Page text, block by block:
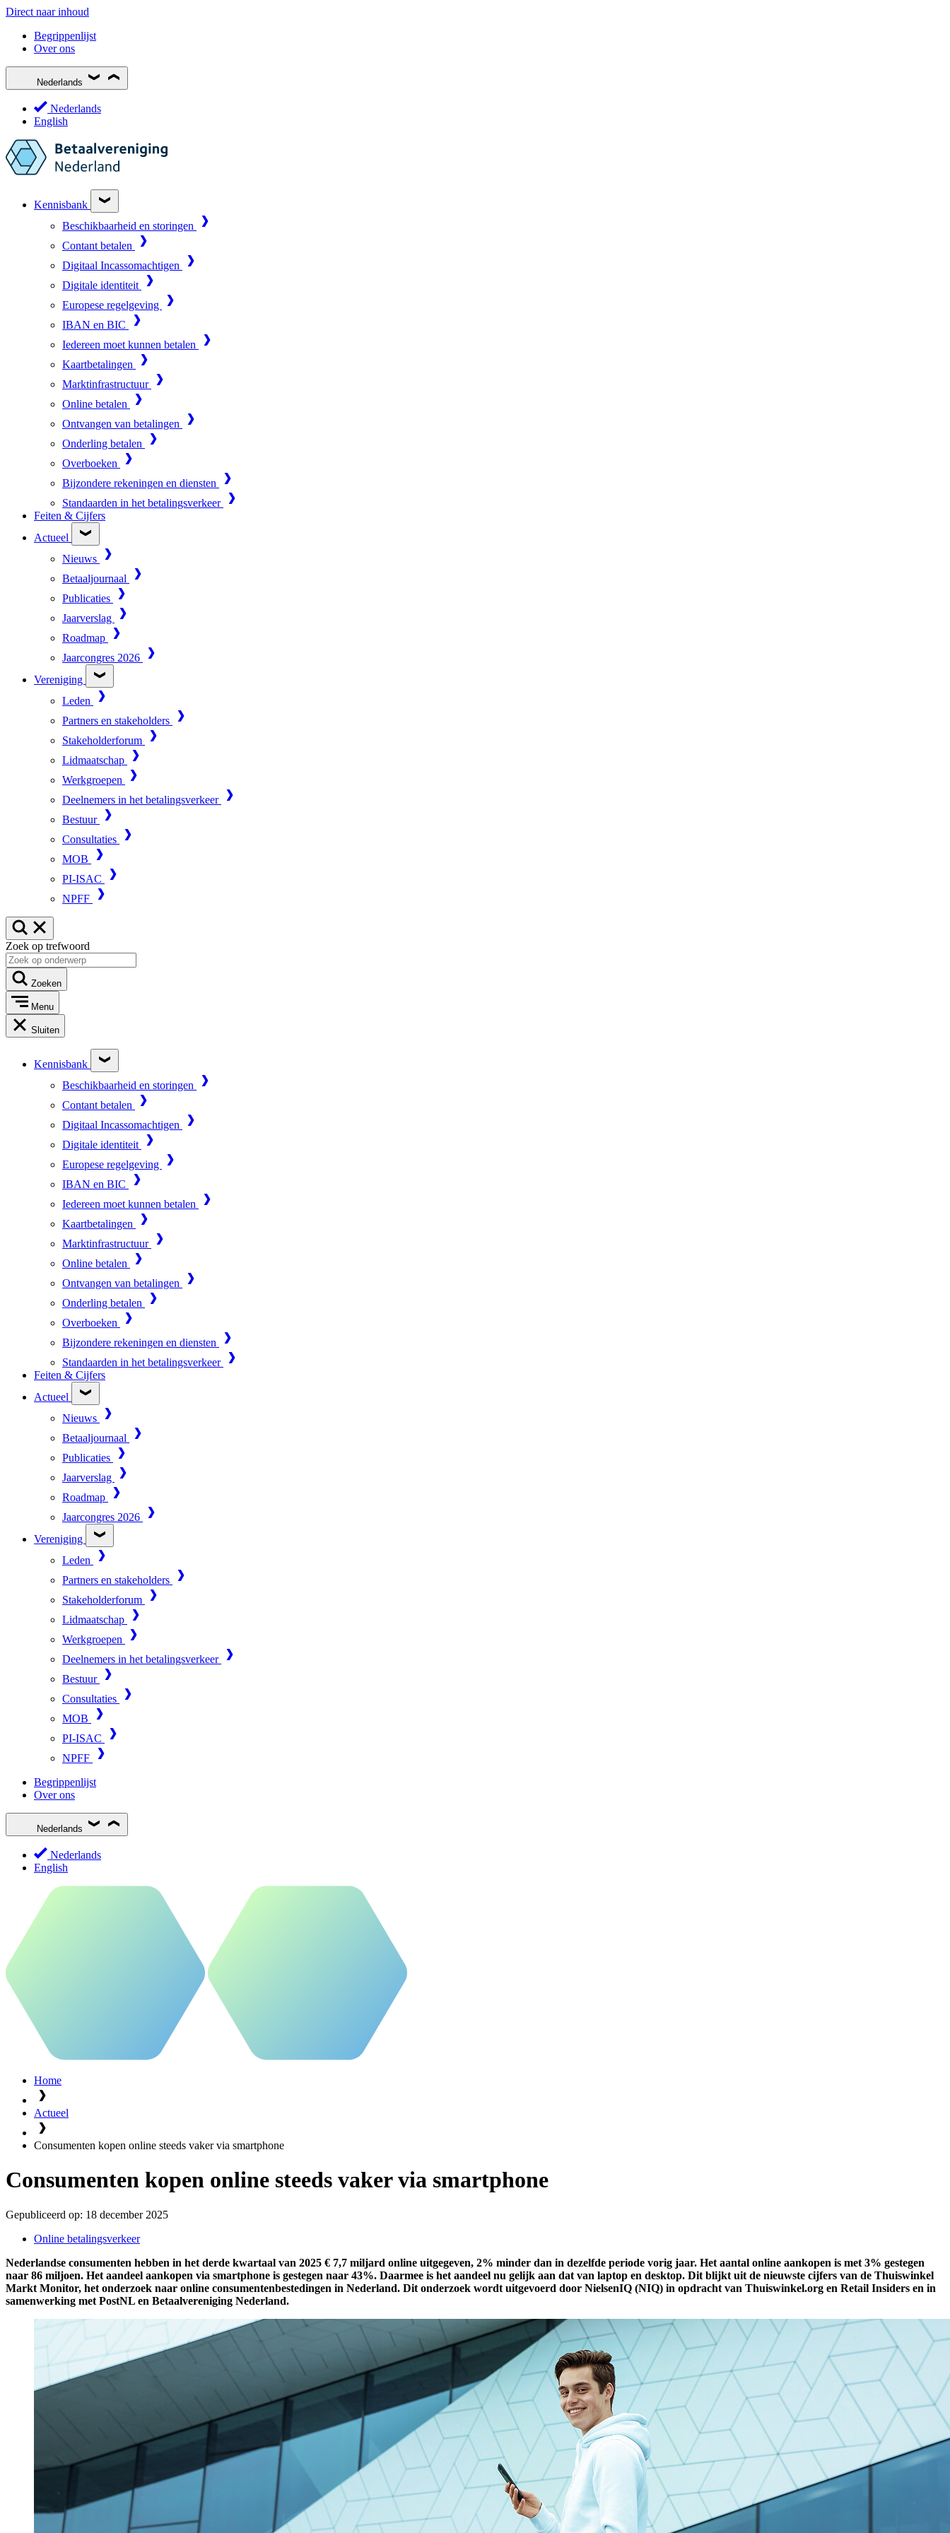
Direct naar inhoud
Begrippenlijst
Over ons
Nederlands
Nederlands
English
Kennisbank
Beschikbaarheid en storingen
Contant betalen
Digitaal Incassomachtigen
Digitale identiteit
Europese regelgeving
IBAN en BIC
Iedereen moet kunnen betalen
Kaartbetalingen
Marktinfrastructuur
Online betalen
Ontvangen van betalingen
Onderling betalen
Overboeken
Bijzondere rekeningen en diensten
Standaarden in het betalingsverkeer
Feiten & Cijfers
Actueel
Nieuws
Betaaljournaal
Publicaties
Jaarverslag
Roadmap
Jaarcongres 2026
Vereniging
Leden
Partners en stakeholders
Stakeholderforum
Lidmaatschap
Werkgroepen
Deelnemers in het betalingsverkeer
Bestuur
Consultaties
MOB
PI-ISAC
NPFF
Zoek op trefwoord
Zoeken
Menu
Sluiten
Kennisbank
Beschikbaarheid en storingen
Contant betalen
Digitaal Incassomachtigen
Digitale identiteit
Europese regelgeving
IBAN en BIC
Iedereen moet kunnen betalen
Kaartbetalingen
Marktinfrastructuur
Online betalen
Ontvangen van betalingen
Onderling betalen
Overboeken
Bijzondere rekeningen en diensten
Standaarden in het betalingsverkeer
Feiten & Cijfers
Actueel
Nieuws
Betaaljournaal
Publicaties
Jaarverslag
Roadmap
Jaarcongres 2026
Vereniging
Leden
Partners en stakeholders
Stakeholderforum
Lidmaatschap
Werkgroepen
Deelnemers in het betalingsverkeer
Bestuur
Consultaties
MOB
PI-ISAC
NPFF
Begrippenlijst
Over ons
Nederlands
Nederlands
English
Home
Actueel
Consumenten kopen online steeds vaker via smartphone
Consumenten kopen online steeds vaker via smartphone
Gepubliceerd op: 18 december 2025
Online betalingsverkeer
Nederlandse consumenten hebben in het derde kwartaal van 2025 € 7,7 miljard online uitgegeven, 2% minder dan in dezelfde periode vorig jaar. Het aantal online aankopen is met 3% gestegen
naar 86 miljoen. Het aandeel aankopen via smartphone is gestegen naar 43%. Daarmee is het aandeel nu gelijk aan dat van laptop en desktop. Dit blijkt uit de nieuwste cijfers van de Thuiswinkel
Markt Monitor, het onderzoek naar online consumentenbestedingen in Nederland. Dit onderzoek wordt uitgevoerd door NielsenIQ (NIQ) in opdracht van Thuiswinkel.org en Retail Insiders en in
samenwerking met PostNL en Betaalvereniging Nederland.